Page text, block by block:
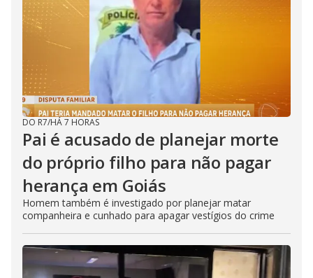
DO R7/HÁ 7 HORAS
Pai é acusado de planejar morte
do próprio filho para não pagar
herança em Goiás
Homem também é investigado por planejar matar
companheira e cunhado para apagar vestígios do crime